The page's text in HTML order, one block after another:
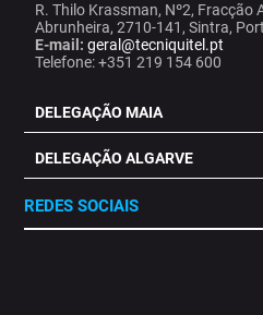
R. Thilo Krassman, Nº2, Fracção
Abrunheira, 2710-141, Sintra,
E-mail: geral@tecniquitel.pt
Telefone: +351 219 154 600
DELEGAÇÃO MAIA
DELEGAÇÃO ALGARVE
REDES SOCIAIS